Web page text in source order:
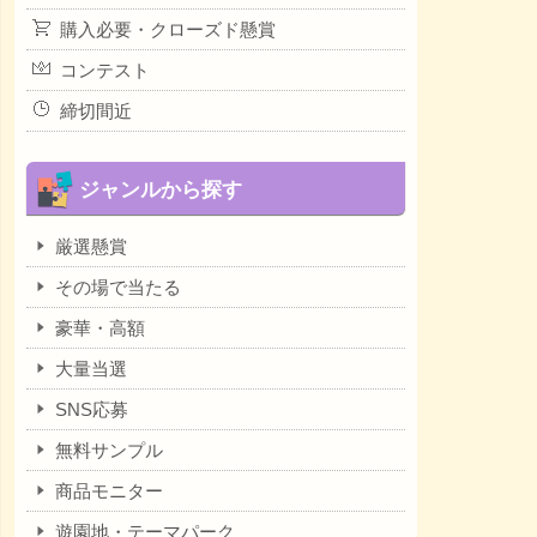
購入必要・クローズド懸賞
コンテスト
締切間近
ジャンルから探す
厳選懸賞
その場で当たる
豪華・高額
大量当選
SNS応募
無料サンプル
商品モニター
遊園地・テーマパーク